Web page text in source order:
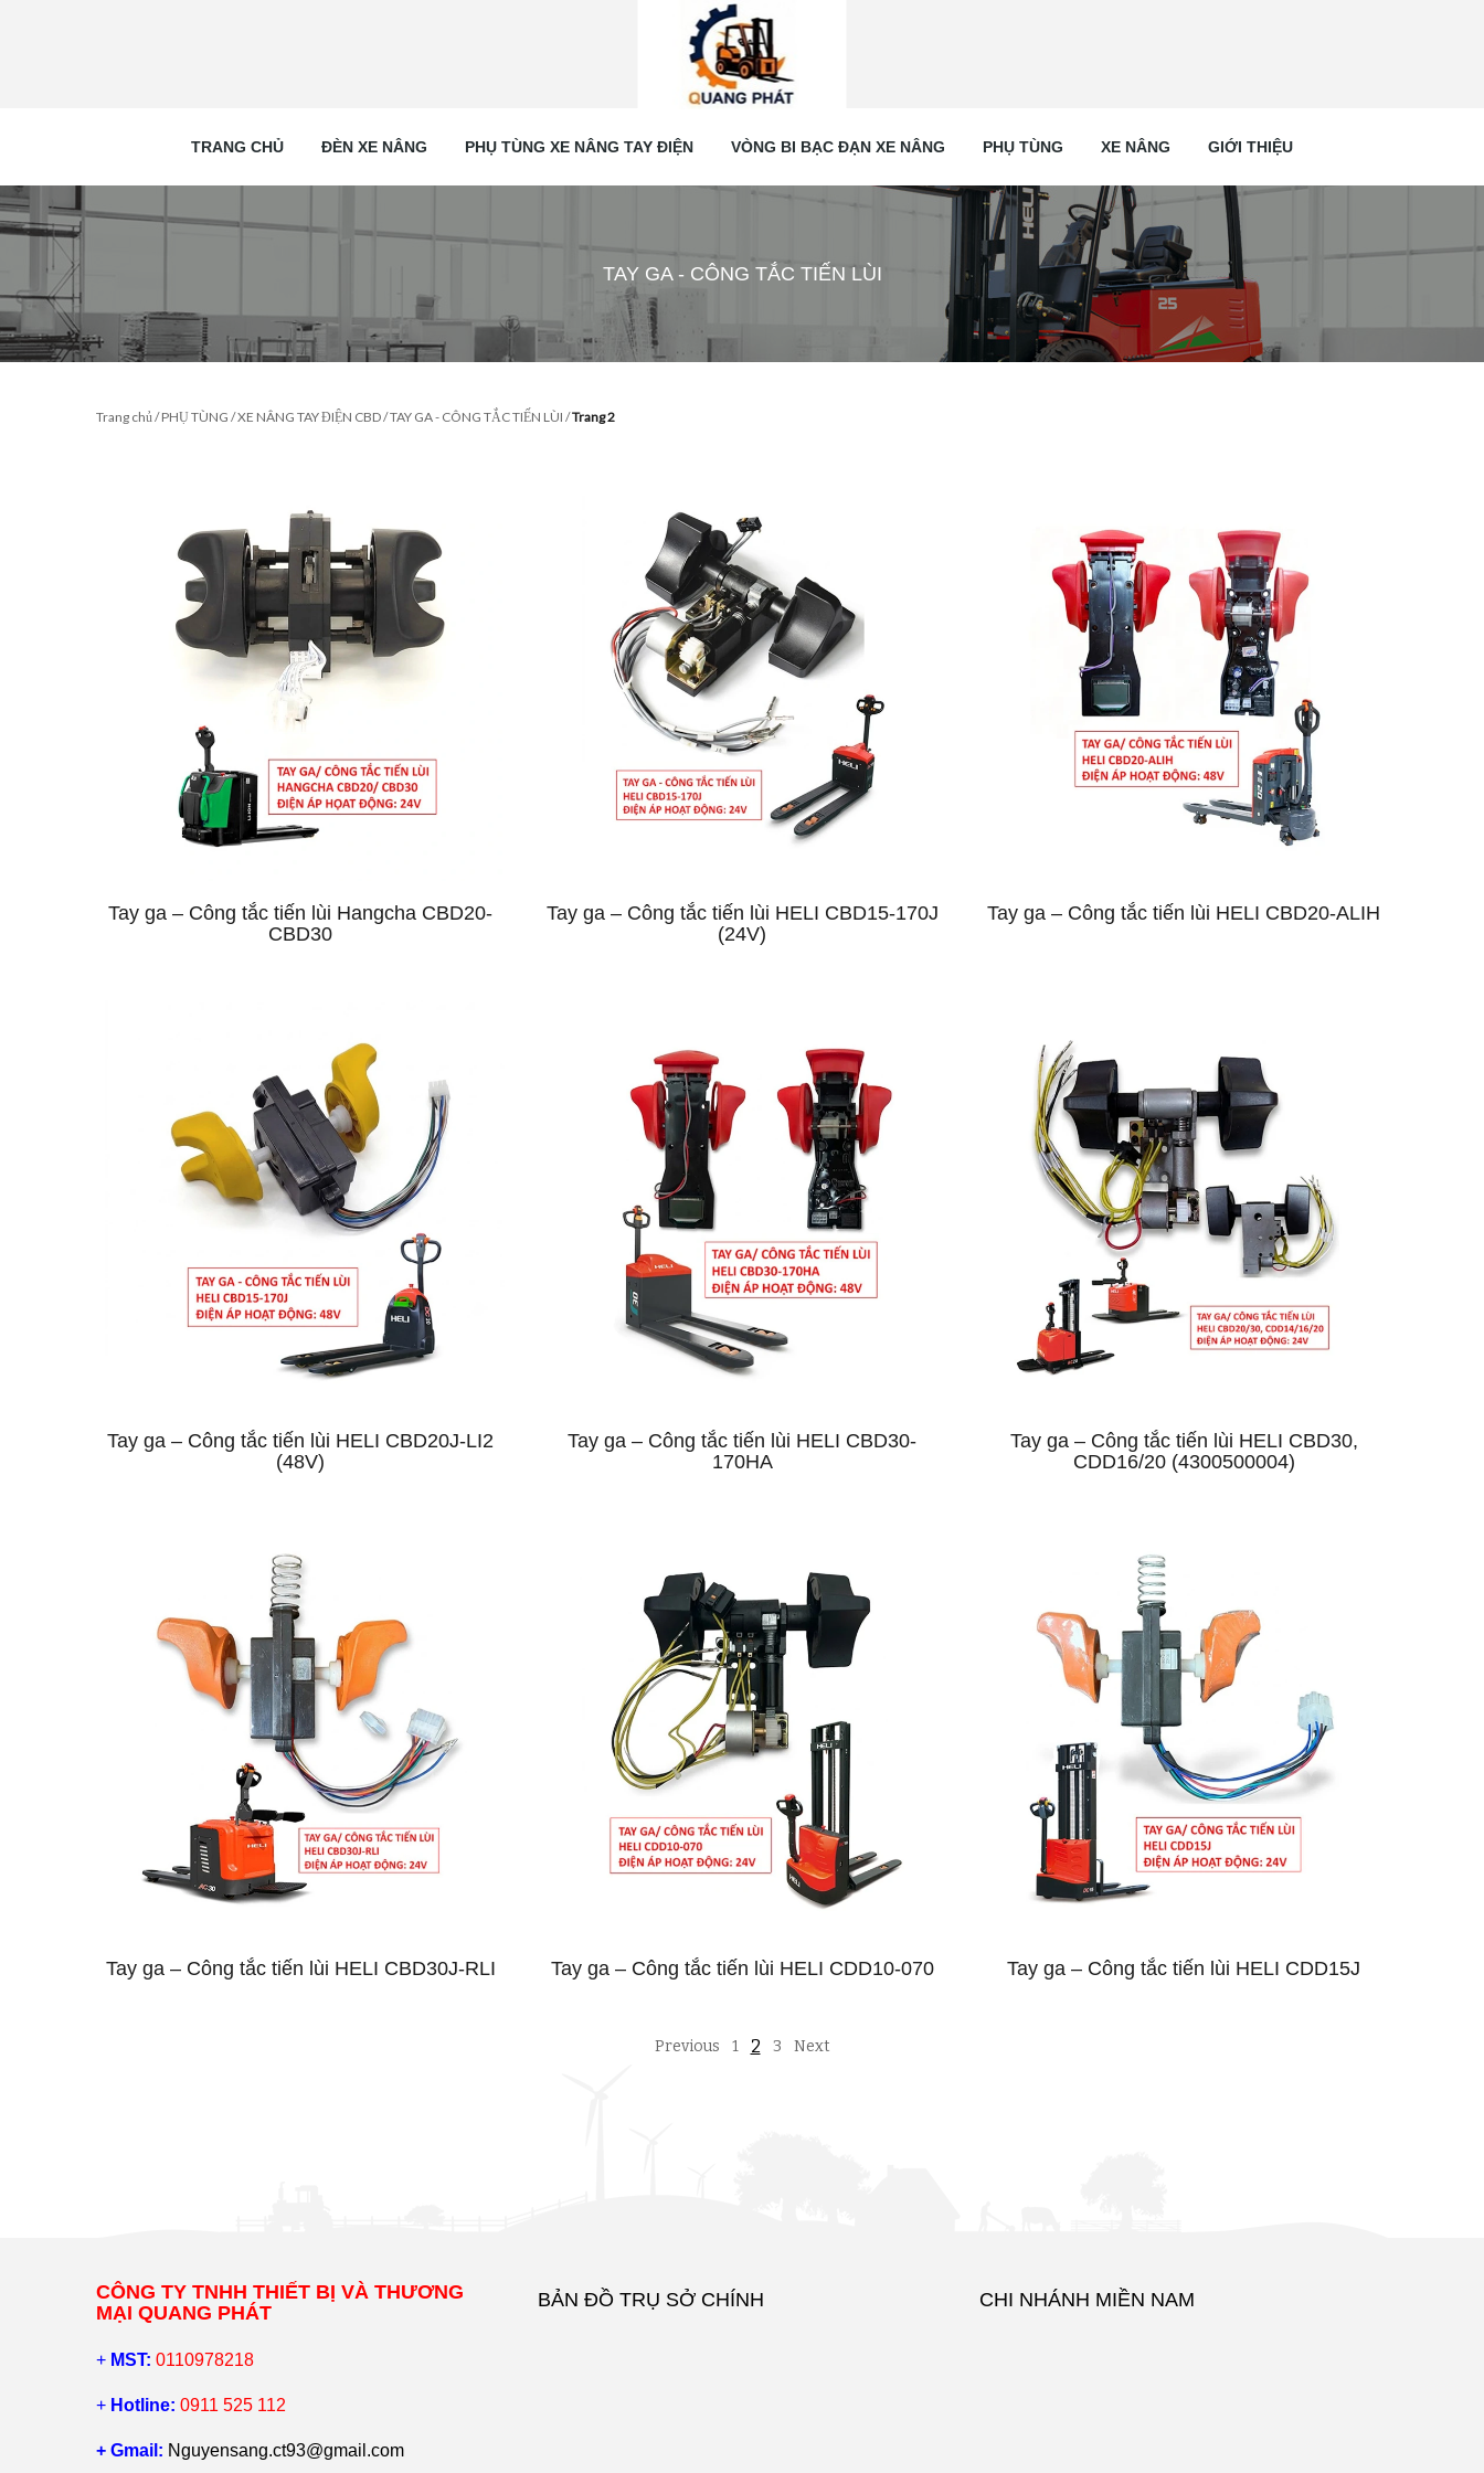
TRANG CHỦ ĐÈN XE NÂNG PHỤ TÙNG XE NÂNG TAY ĐIỆN VÒNG BI BẠC ĐẠN XE NÂNG PHỤ TÙNG XE NÂNG GIỚI THIỆU
TAY GA - CÔNG TẮC TIẾN LÙI
Trang chủ/PHỤ TÙNG /XE NÂNG TAY ĐIỆN CBD/TAY GA - CÔNG TẮC TIẾN LÙI /Trang 2
Tay ga – Công tắc tiến lùi Hangcha CBD20-
CBD30
Tay ga – Công tắc tiến lùi HELI CBD15-170J
(24V)
Tay ga – Công tắc tiến lùi HELI CBD20-ALIH
Tay ga – Công tắc tiến lùi HELI CBD20J-LI2
(48V)
Tay ga – Công tắc tiến lùi HELI CBD30-
170HA
Tay ga – Công tắc tiến lùi HELI CBD30,
CDD16/20 (4300500004)
Tay ga – Công tắc tiến lùi HELI CBD30J-RLI Tay ga – Công tắc tiến lùi HELI CDD10-070 Tay ga – Công tắc tiến lùi HELI CDD15J
Previous 1 2 3 Next
CÔNG TY TNHH THIẾT BỊ VÀ THƯƠNG
MẠI QUANG PHÁT
+ MST: 0110978218
+ Hotline: 0911 525 112
+ Gmail: Nguyensang.ct93@gmail.com
BẢN ĐỒ TRỤ SỞ CHÍNH CHI NHÁNH MIỀN NAM